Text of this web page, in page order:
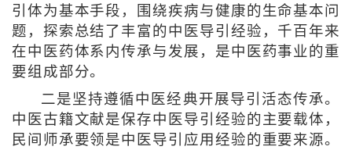
引体为基本手段，围绕疾病与健康的生命基本问
题，探索总结了丰富的中医导引经验，千百年来
在中医药体系内传承与发展，是中医药事业的重
要组成部分。
二是坚持遵循中医经典开展导引活态传承。
中医古籍文献是保存中医导引经验的主要载体，
民间师承要领是中医导引应用经验的重要来源。